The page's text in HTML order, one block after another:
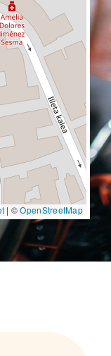
| ©OpenStreetMap